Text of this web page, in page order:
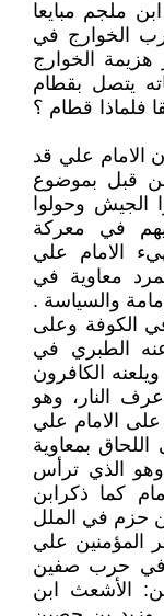
ملجم مبايعا
الخوارج في
هزيمة الخوارج
يتصل بقطام
فلماذا قطام ؟
الامام علي قد
قبل بموضوع
الجيش وحولوا
في معركة
الامام علي
معاوية في
والسياسة .
الكوفة وعلى
الطبري في
الكافرون
النار، وهو
الامام علي
بمعاوية
وهو الذي ترأس
كما ذكرابن
حزم في الملل
المؤمنين علي
في حرب صفين
الأشعث ابن